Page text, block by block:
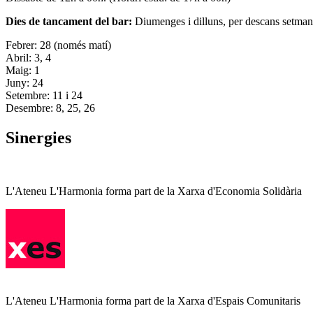
Dies de tancament del bar: Diumenges i dilluns, per descans
Febrer: 28 (només matí)
Abril: 3, 4
Maig: 1
Juny: 24
Setembre: 11 i 24
Desembre: 8, 25, 26
Sinergies
L'Ateneu L'Harmonia forma part de la Xarxa d'Economia Solidària
L'Ateneu L'Harmonia forma part de la Xarxa d'Espais Comunitaris